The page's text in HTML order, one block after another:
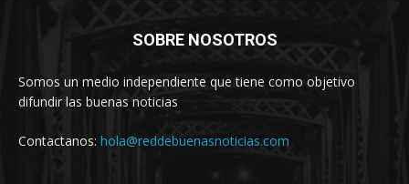
SOBRE NOSOTROS
Somos un medio independiente que tiene como objetivo
difundir las buenas noticias
Contactanos: hola@reddebuenasnoticias.com